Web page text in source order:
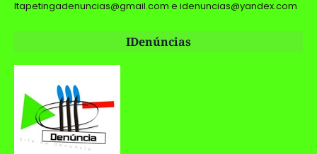
Itapetingadenuncias@gmail.com e idenuncias@yandex.com
IDenúncias